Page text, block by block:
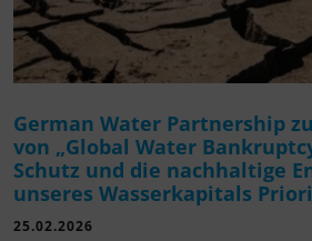
German Water Partnership
von „Global Water
Schutz und die nachhaltige
unseres Wasserkapitals
25.02.2026